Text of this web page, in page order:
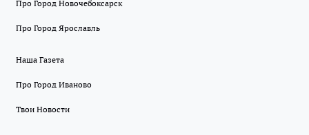
Про Город Новочебоксарск
Про Город Ярославль
Наша Газета
Про Город Иваново
Твои Новости